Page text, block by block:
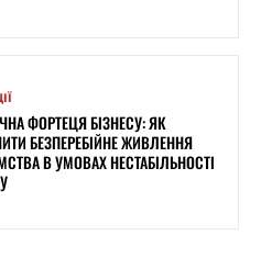
ФОРТЕЦЯ БІЗНЕСУ: ЯК
БЕЗПЕРЕБІЙНЕ ЖИВЛЕННЯ
В УМОВАХ НЕСТАБІЛЬНОСТІ